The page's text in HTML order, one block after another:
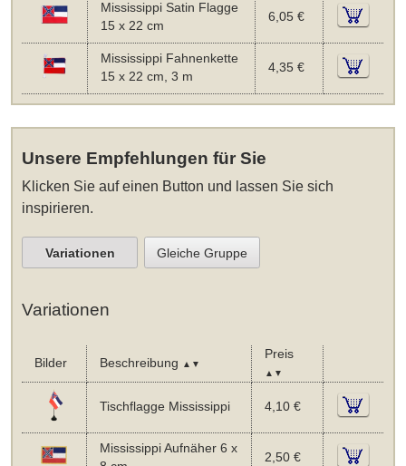
Mississippi Satin Flagge
15 x 22 cm
6,05 €
Mississippi Fahnenkette
15 x 22 cm, 3 m
4,35 €
Unsere Empfehlungen für Sie
Klicken Sie auf einen Button und lassen Sie sich
inspirieren.
Variationen Gleiche Gruppe
Variationen
Bilder Beschreibung ▲▼
Preis
▲▼
Tischflagge Mississippi 4,10 €
Mississippi Aufnäher 6 x
2,50 €